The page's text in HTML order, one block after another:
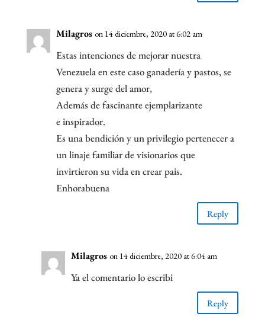
Milagros on 14 diciembre, 2020 at 6:02 am
Estas intenciones de mejorar nuestra
Venezuela en este caso ganadería y pastos, se
genera y surge del amor,
Además de fascinante ejemplarizante
e inspirador.
Es una bendición y un privilegio pertenecer a
un linaje familiar de visionarios que
invirtieron su vida en crear pais.
Enhorabuena
Reply
Milagros on 14 diciembre, 2020 at 6:04 am
Ya el comentario lo escribi
Reply